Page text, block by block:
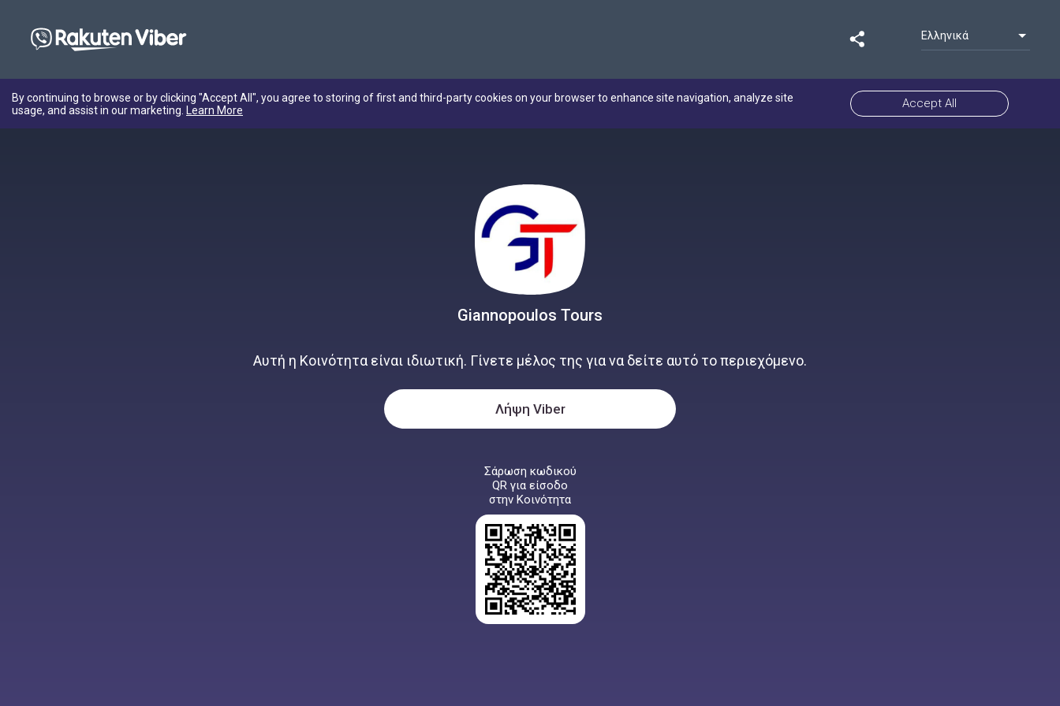
Ελληνικά
By continuing to browse or by clicking "Accept All", you agree to storing of first and third-party cookies on your browser to enhance site navigation, analyze site
usage, and assist in our marketing. Learn More Accept All
Giannopoulos Tours
Αυτή η Κοινότητα είναι ιδιωτική. Γίνετε μέλος της για να δείτε αυτό το περιεχόμενο.
Λήψη Viber
Σάρωση κωδικού
QR για είσοδο
στην Κοινότητα